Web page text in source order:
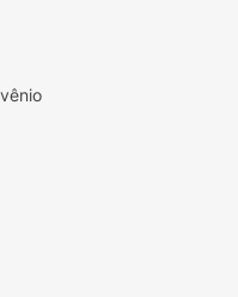
CEVADA,
ou
consumir em até